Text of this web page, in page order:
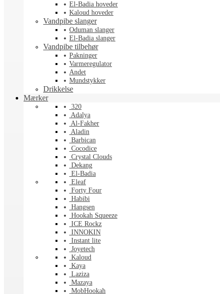
El-Badia hoveder
Kaloud hoveder
Vandpibe slanger
Oduman slanger
El-Badia slanger
Vandpibe tilbehør
Pakninger
Varmeregulator
Andet
Mundstykker
Drikkelse
Mærker
320
Adalya
Al-Fakher
Aladin
Barbican
Cocodice
Crystal Clouds
Dekang
El-Badia
Eleaf
Forty Four
Habibi
Hangsen
Hookah Squeeze
ICE Rockz
INNOKIN
Instant lite
Joyetech
Kaloud
Kaya
Laziza
Mazaya
MobHookah